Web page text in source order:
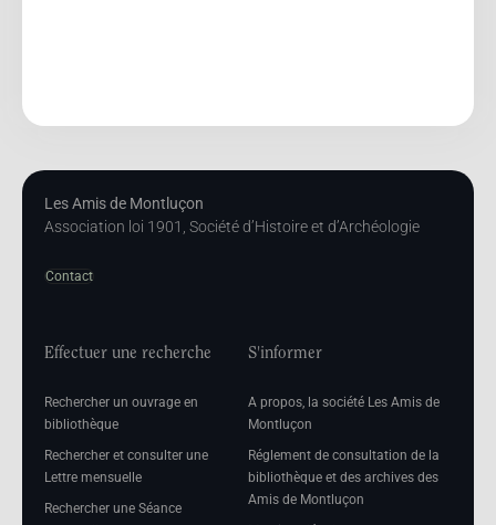
Les Amis de Montluçon
Association loi 1901, Société d’Histoire et d’Archéologie
Contact
Effectuer une recherche
Rechercher un ouvrage en
bibliothèque
Rechercher et consulter une
Lettre mensuelle
Rechercher une Séance
S'informer
A propos, la société Les Amis de
Montluçon
Réglement de consultation de la
bibliothèque et des archives des
Amis de Montluçon